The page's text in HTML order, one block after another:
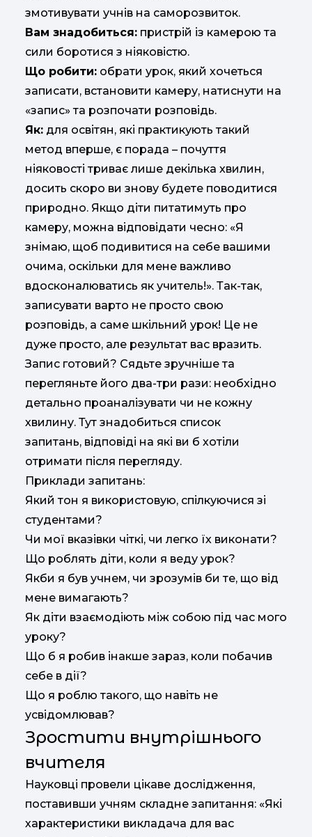
змотивувати учнів на саморозвиток.
Вам знадобиться: пристрій із камерою та
сили боротися з ніяковістю.
Що робити: обрати урок, який хочеться
записати, встановити камеру, натиснути на
«запис» та розпочати розповідь.
Як: для освітян, які практикують такий
метод вперше, є порада – почуття
ніяковості триває лише декілька хвилин,
досить скоро ви знову будете поводитися
природно. Якщо діти питатимуть про
камеру, можна відповідати чесно: «Я
знімаю, щоб подивитися на себе вашими
очима, оскільки для мене важливо
вдосконалюватись як учитель!». Так-так,
записувати варто не просто свою
розповідь, а саме шкільний урок! Це не
дуже просто, але результат вас вразить.
Запис готовий? Сядьте зручніше та
перегляньте його два-три рази: необхідно
детально проаналізувати чи не кожну
хвилину. Тут знадобиться список
запитань, відповіді на які ви б хотіли
отримати після перегляду.
Приклади запитань:
Який тон я використовую, спілкуючися зі
студентами?
Чи мої вказівки чіткі, чи легко їх виконати?
Що роблять діти, коли я веду урок?
Якби я був учнем, чи зрозумів би те, що від
мене вимагають?
Як діти взаємодіють між собою під час мого
уроку?
Що б я робив інакше зараз, коли побачив
себе в дії?
Що я роблю такого, що навіть не
усвідомлював?
Зростити внутрішнього
вчителя
Науковці провели цікаве дослідження,
поставивши учням складне запитання: «Які
характеристики викладача для вас